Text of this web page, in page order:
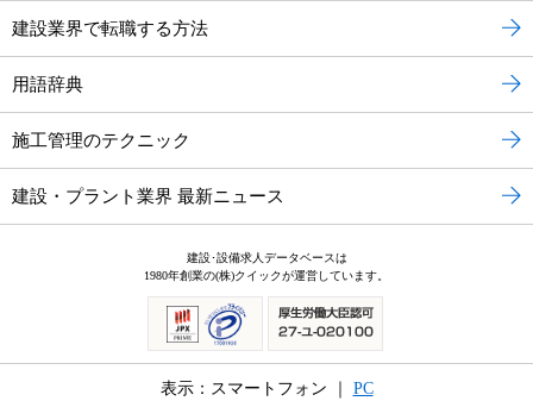
建設業界で転職する方法
用語辞典
施工管理のテクニック
建設・プラント業界 最新ニュース
建設･設備求人データベースは
1980年創業の(株)クイックが運営しています。
表示：スマートフォン ｜ PC